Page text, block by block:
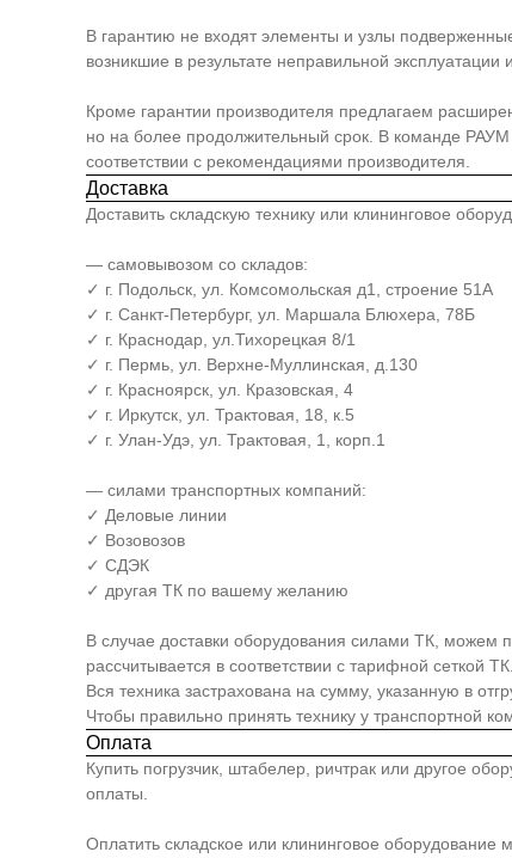
В гарантию не входят элементы и узлы
возникшие в результате неправильной эксплуатации
Кроме гарантии производителя предлагаем
но на более продолжительный срок. В команде
соответствии с рекомендациями производителя.
Доставка
Доставить складскую технику или клининговое
— самовывозом со складов:
✓ г. Подольск, ул. Комсомольская д1, строение 51А
✓ г. Санкт-Петербург, ул. Маршала Блюхера, 78Б
✓ г. Краснодар, ул.Тихорецкая 8/1
✓ г. Пермь, ул. Верхне-Муллинская, д.130
✓ г. Красноярск, ул. Кразовская, 4
✓ г. Иркутск, ул. Трактовая, 18, к.5
✓ г. Улан-Удэ, ул. Трактовая, 1, корп.1
— силами транспортных компаний:
✓ Деловые линии
✓ Возовозов
✓ СДЭК
✓ другая ТК по вашему желанию
В случае доставки оборудования силами ТК, можем
рассчитывается в соответствии с тарифной сеткой ТК.
Вся техника застрахована на сумму, указанную в
Чтобы правильно принять технику у транспортной
Оплата
Купить погрузчик, штабелер, ричтрак или другое
оплаты.
Оплатить складское или клининговое